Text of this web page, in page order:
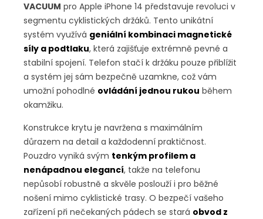
VACUUM pro Apple iPhone 14 představuje revoluci v
segmentu cyklistických držáků. Tento unikátní
systém využívá geniální kombinaci magnetické
síly a podtlaku, která zajišťuje extrémně pevné a
stabilní spojení. Telefon stačí k držáku pouze přiblížit
a systém jej sám bezpečně uzamkne, což vám
umožní pohodlné ovládání jednou rukou během
okamžiku.
Konstrukce krytu je navržena s maximálním
důrazem na detail a každodenní praktičnost.
Pouzdro vyniká svým tenkým profilem a
nenápadnou elegancí, takže na telefonu
nepůsobí robustně a skvěle poslouží i pro běžné
nošení mimo cyklistické trasy. O bezpečí vašeho
zařízení při nečekaných pádech se stará obvod z